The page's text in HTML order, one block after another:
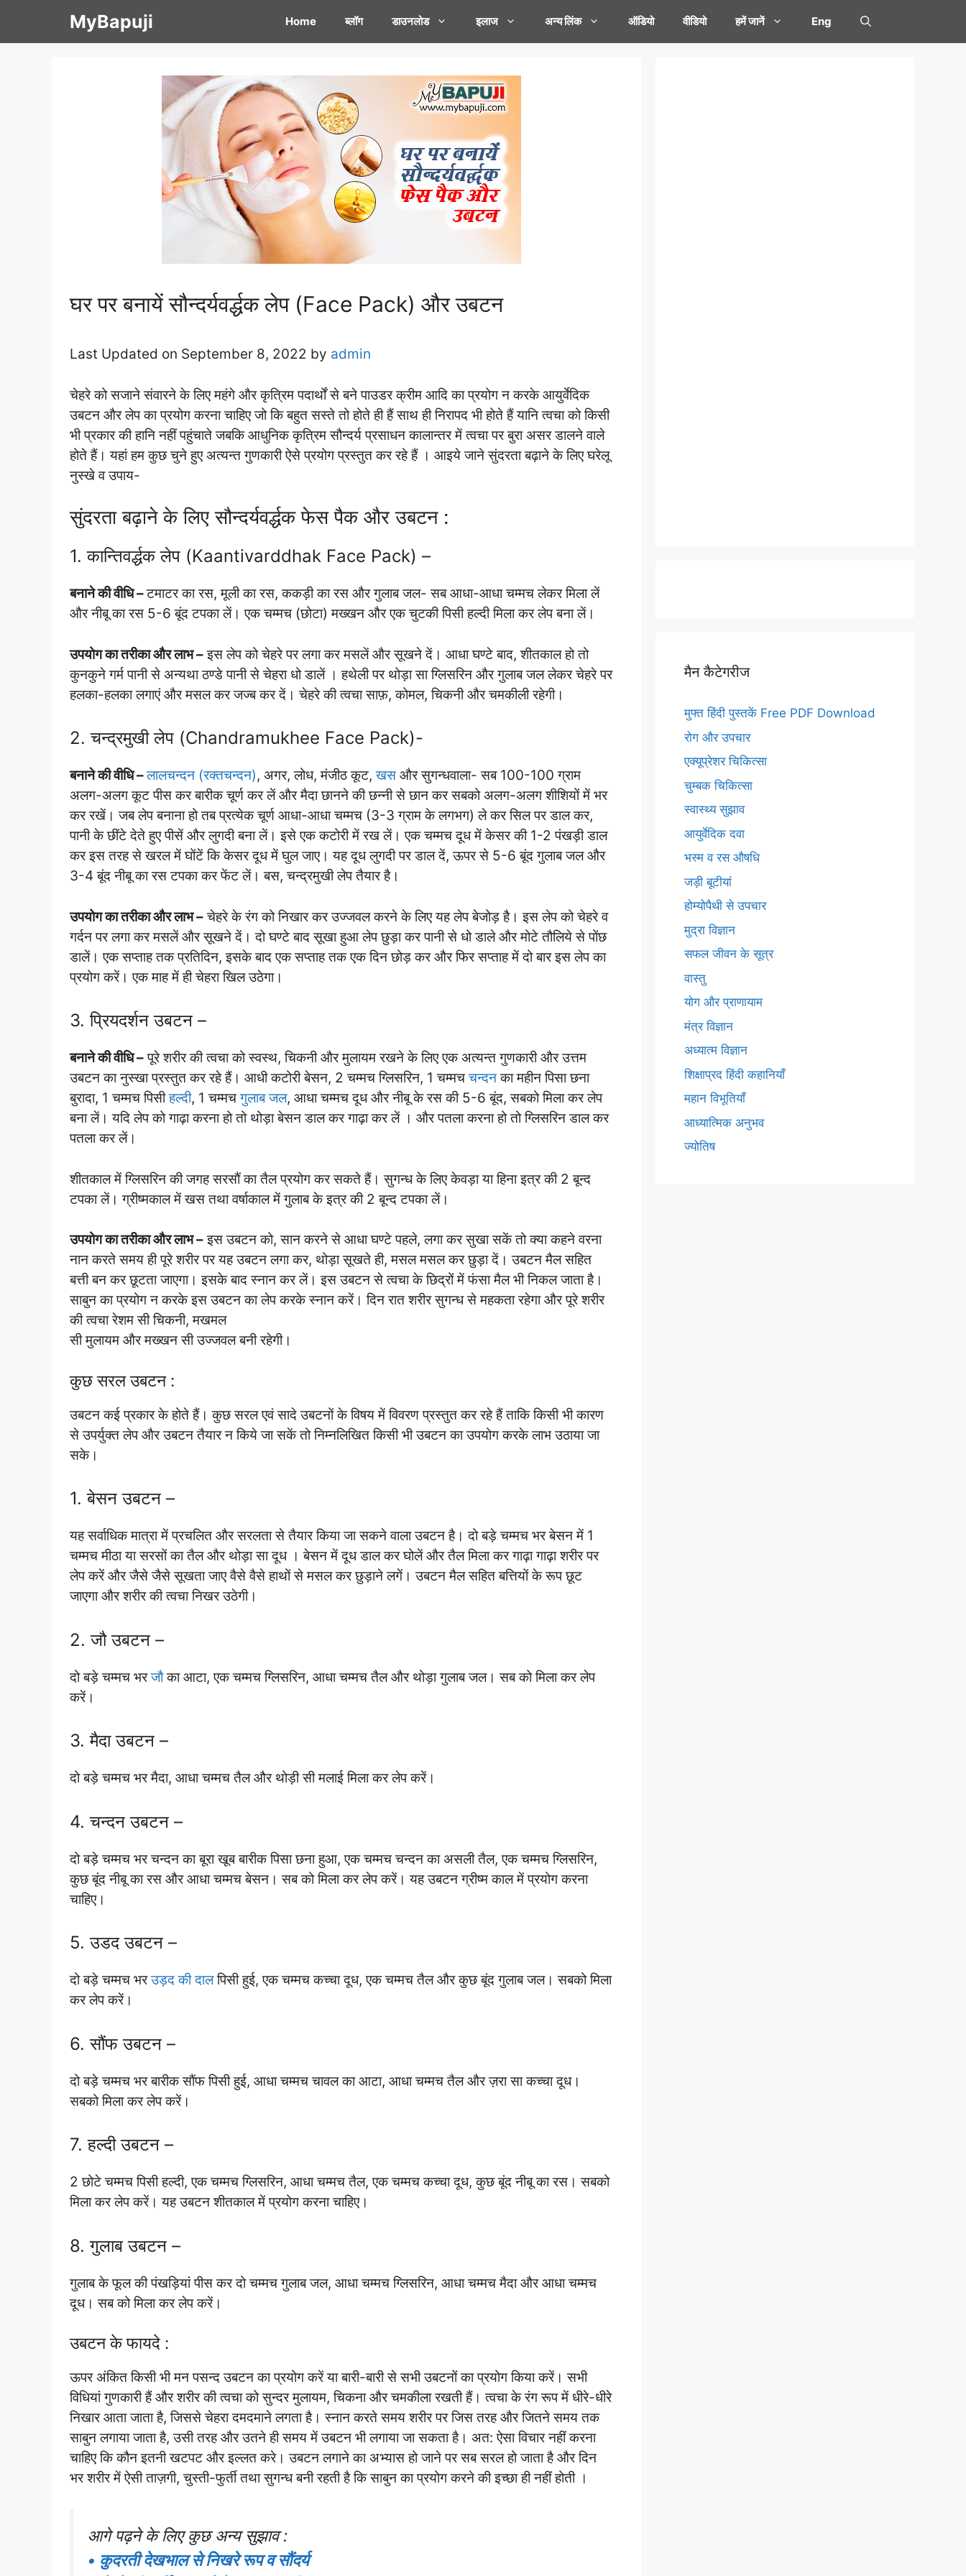
MyBapuji Home ब्लॉग डाउनलोड इलाज अन्य लिंक ऑडियो वीडियो हमें जानें Eng
घर पर बनायें सौन्दर्यवर्द्धक लेप (Face Pack) और उबटन
Last Updated on September 8, 2022 by admin
चेहरे को सजाने संवारने के लिए महंगे और कृत्रिम पदार्थों से बने पाउडर क्रीम आदि का प्रयोग न करके आयुर्वेदिक
उबटन और लेप का प्रयोग करना चाहिए जो कि बहुत सस्ते तो होते ही हैं साथ ही निरापद भी होते हैं यानि त्वचा को किसी
भी प्रकार की हानि नहीं पहुंचाते जबकि आधुनिक कृत्रिम सौन्दर्य प्रसाधन कालान्तर में त्वचा पर बुरा असर डालने वाले
होते हैं। यहां हम कुछ चुने हुए अत्यन्त गुणकारी ऐसे प्रयोग प्रस्तुत कर रहे हैं । आइये जाने सुंदरता बढ़ाने के लिए घरेलू
नुस्खे व उपाय-
सुंदरता बढ़ाने के लिए सौन्दर्यवर्द्धक फेस पैक और उबटन :
1. कान्तिवर्द्धक लेप (Kaantivarddhak Face Pack) –
बनाने की वीधि –टमाटर का रस, मूली का रस, ककड़ी का रस और गुलाब जल- सब आधा-आधा चम्मच लेकर मिला लें
और नीबू का रस 5-6 बूंद टपका लें। एक चम्मच (छोटा) मख्खन और एक चुटकी पिसी हल्दी मिला कर लेप बना लें।
उपयोग का तरीका और लाभ –इस लेप को चेहरे पर लगा कर मसलें और सूखने दें। आधा घण्टे बाद, शीतकाल हो तो
कुनकुने गर्म पानी से अन्यथा ठण्डे पानी से चेहरा धो डालें । हथेली पर थोड़ा सा ग्लिसरिन और गुलाब जल लेकर चेहरे पर
हलका-हलका लगाएं और मसल कर जज्ब कर दें। चेहरे की त्वचा साफ़, कोमल, चिकनी और चमकीली रहेगी।
2. चन्द्रमुखी लेप (Chandramukhee Face Pack)-
बनाने की वीधि –लालचन्दन (रक्तचन्दन), अगर, लोध, मंजीठ कूट,खस और सुगन्धवाला- सब 100-100 ग्राम
अलग-अलग कूट पीस कर बारीक चूर्ण कर लें और मैदा छानने की छन्नी से छान कर सबको अलग-अलग शीशियों में भर
कर रखें। जब लेप बनाना हो तब प्रत्येक चूर्ण आधा-आधा चम्मच (3-3 ग्राम के लगभग) ले कर सिल पर डाल कर,
पानी के छींटे देते हुए पीसें और लुगदी बना लें। इसे एक कटोरी में रख लें। एक चम्मच दूध में केसर की 1-2 पंखड़ी डाल
कर इस तरह से खरल में घोंटें कि केसर दूध में घुल जाए। यह दूध लुगदी पर डाल दें, ऊपर से 5-6 बूंद गुलाब जल और
3-4 बूंद नीबू का रस टपका कर फेंट लें। बस, चन्द्रमुखी लेप तैयार है।
उपयोग का तरीका और लाभ –चेहरे के रंग को निखार कर उज्जवल करने के लिए यह लेप बेजोड़ है। इस लेप को चेहरे व
गर्दन पर लगा कर मसलें और सूखने दें। दो घण्टे बाद सूखा हुआ लेप छुड़ा कर पानी से धो डाले और मोटे तौलिये से पोंछ
डालें। एक सप्ताह तक प्रतिदिन, इसके बाद एक सप्ताह तक एक दिन छोड़ कर और फिर सप्ताह में दो बार इस लेप का
प्रयोग करें। एक माह में ही चेहरा खिल उठेगा।
3. प्रियदर्शन उबटन –
बनाने की वीधि –पूरे शरीर की त्वचा को स्वस्थ, चिकनी और मुलायम रखने के लिए एक अत्यन्त गुणकारी और उत्तम
उबटन का नुस्खा प्रस्तुत कर रहे हैं। आधी कटोरी बेसन, 2 चम्मच ग्लिसरिन, 1 चम्मचचन्दनका महीन पिसा छना
बुरादा, 1 चम्मच पिसीहल्दी, 1 चम्मचगुलाब जल, आधा चम्मच दूध और नीबू के रस की 5-6 बूंद, सबको मिला कर लेप
बना लें। यदि लेप को गाढ़ा करना हो तो थोड़ा बेसन डाल कर गाढ़ा कर लें । और पतला करना हो तो ग्लिसरिन डाल कर
पतला कर लें।
शीतकाल में ग्लिसरिन की जगह सरसौं का तैल प्रयोग कर सकते हैं। सुगन्ध के लिए केवड़ा या हिना इत्र की 2 बून्द
टपका लें। ग्रीष्मकाल में खस तथा वर्षाकाल में गुलाब के इत्र की 2 बून्द टपका लें।
उपयोग का तरीका और लाभ –इस उबटन को, सान करने से आधा घण्टे पहले, लगा कर सुखा सकें तो क्या कहने वरना
नान करते समय ही पूरे शरीर पर यह उबटन लगा कर, थोड़ा सूखते ही, मसल मसल कर छुड़ा दें। उबटन मैल सहित
बत्ती बन कर छूटता जाएगा। इसके बाद स्नान कर लें। इस उबटन से त्वचा के छिद्रों में फंसा मैल भी निकल जाता है।
साबुन का प्रयोग न करके इस उबटन का लेप करके स्नान करें। दिन रात शरीर सुगन्ध से महकता रहेगा और पूरे शरीर
की त्वचा रेशम सी चिकनी, मखमल
सी मुलायम और मख्खन सी उज्जवल बनी रहेगी।
कुछ सरल उबटन :
उबटन कई प्रकार के होते हैं। कुछ सरल एवं सादे उबटनों के विषय में विवरण प्रस्तुत कर रहे हैं ताकि किसी भी कारण
से उपर्युक्त लेप और उबटन तैयार न किये जा सकें तो निम्नलिखित किसी भी उबटन का उपयोग करके लाभ उठाया जा
सके।
1. बेसन उबटन –
यह सर्वाधिक मात्रा में प्रचलित और सरलता से तैयार किया जा सकने वाला उबटन है। दो बड़े चम्मच भर बेसन में 1
चम्मच मीठा या सरसों का तैल और थोड़ा सा दूध । बेसन में दूध डाल कर घोलें और तैल मिला कर गाढ़ा गाढ़ा शरीर पर
लेप करें और जैसे जैसे सूखता जाए वैसे वैसे हाथों से मसल कर छुड़ाने लगें। उबटन मैल सहित बत्तियों के रूप छूट
जाएगा और शरीर की त्वचा निखर उठेगी।
2. जौ उबटन –
दो बड़े चम्मच भरजौका आटा, एक चम्मच ग्लिसरिन, आधा चम्मच तैल और थोड़ा गुलाब जल। सब को मिला कर लेप
करें।
3. मैदा उबटन –
दो बड़े चम्मच भर मैदा, आधा चम्मच तैल और थोड़ी सी मलाई मिला कर लेप करें।
4. चन्दन उबटन –
दो बड़े चम्मच भर चन्दन का बूरा खूब बारीक पिसा छना हुआ, एक चम्मच चन्दन का असली तैल, एक चम्मच ग्लिसरिन,
कुछ बूंद नीबू का रस और आधा चम्मच बेसन। सब को मिला कर लेप करें। यह उबटन ग्रीष्म काल में प्रयोग करना
चाहिए।
5. उडद उबटन –
दो बड़े चम्मच भरउड़द की दालपिसी हुई, एक चम्मच कच्चा दूध, एक चम्मच तैल और कुछ बूंद गुलाब जल। सबको मिला
कर लेप करें।
6. सौंफ उबटन –
दो बड़े चम्मच भर बारीक सौंफ पिसी हुई, आधा चम्मच चावल का आटा, आधा चम्मच तैल और ज़रा सा कच्चा दूध।
सबको मिला कर लेप करें।
7. हल्दी उबटन –
2 छोटे चम्मच पिसी हल्दी, एक चम्मच ग्लिसरिन, आधा चम्मच तैल, एक चम्मच कच्चा दूध, कुछ बूंद नीबू का रस। सबको
मिला कर लेप करें। यह उबटन शीतकाल में प्रयोग करना चाहिए।
8. गुलाब उबटन –
गुलाब के फूल की पंखड़ियां पीस कर दो चम्मच गुलाब जल, आधा चम्मच ग्लिसरिन, आधा चम्मच मैदा और आधा चम्मच
दूध। सब को मिला कर लेप करें।
उबटन के फायदे :
ऊपर अंकित किसी भी मन पसन्द उबटन का प्रयोग करें या बारी-बारी से सभी उबटनों का प्रयोग किया करें। सभी
विधियां गुणकारी हैं और शरीर की त्वचा को सुन्दर मुलायम, चिकना और चमकीला रखती हैं। त्वचा के रंग रूप में धीरे-धीरे
निखार आता जाता है, जिससे चेहरा दमदमाने लगता है। स्नान करते समय शरीर पर जिस तरह और जितने समय तक
साबुन लगाया जाता है, उसी तरह और उतने ही समय में उबटन भी लगाया जा सकता है। अत: ऐसा विचार नहीं करना
चाहिए कि कौन इतनी खटपट और इल्लत करे। उबटन लगाने का अभ्यास हो जाने पर सब सरल हो जाता है और दिन
भर शरीर में ऐसी ताज़गी, चुस्ती-फुर्ती तथा सुगन्ध बनी रहती है कि साबुन का प्रयोग करने की इच्छा ही नहीं होती ।
आगे पढ़ने के लिए कुछ अन्य सुझाव :
• कुदरती देखभाल से निखरे रूप व सौंदर्य
मैन कैटेगरीज
मुफ्त हिंदी पुस्तकें Free PDF Download
रोग और उपचार
एक्यूप्रेशर चिकित्सा
चुम्बक चिकित्सा
स्वास्थ्य सुझाव
आयुर्वेदिक दवा
भस्म व रस औषधि
जड़ी बूटीयां
होम्योपैथी से उपचार
मुद्रा विज्ञान
सफल जीवन के सूत्र
वास्तु
योग और प्राणायाम
मंत्र विज्ञान
अध्यात्म विज्ञान
शिक्षाप्रद हिंदी कहानियाँ
महान विभूतियाँ
आध्यात्मिक अनुभव
ज्योतिष